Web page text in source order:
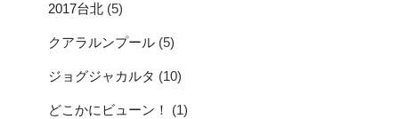
2017台北 (5)
クアラルンプール (5)
ジョグジャカルタ (10)
どこかにビューン！ (1)